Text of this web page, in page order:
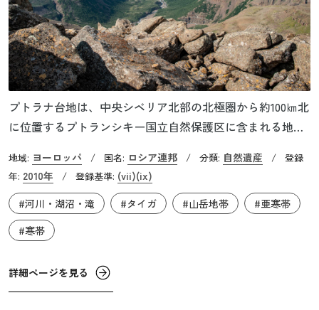
プトラナ台地は、中央シベリア北部の北極圏から約100㎞北
に位置するプトランシキー国立自然保護区に含まれる地域
しており、手つかずのタイガ、森林ツンドラ、ツンドラ、
北極砂漠、そして冷水湖や河川なども含んでいます。この
人里離れた自然環境と厳格な保護が相まって、人為的影響
を最小限に抑えながら、生態系と生物多様性のプロセスが
大規模に継続しています。
地域: ヨーロッパ / 国名: ロシア連邦 / 分類: 自然遺産 /
登録
年: 2010年 / 登録基準: (vii)(ix)
#河川・湖沼・滝
#タイガ #山岳地帯
#亜寒帯
#寒帯
詳細ページを見る